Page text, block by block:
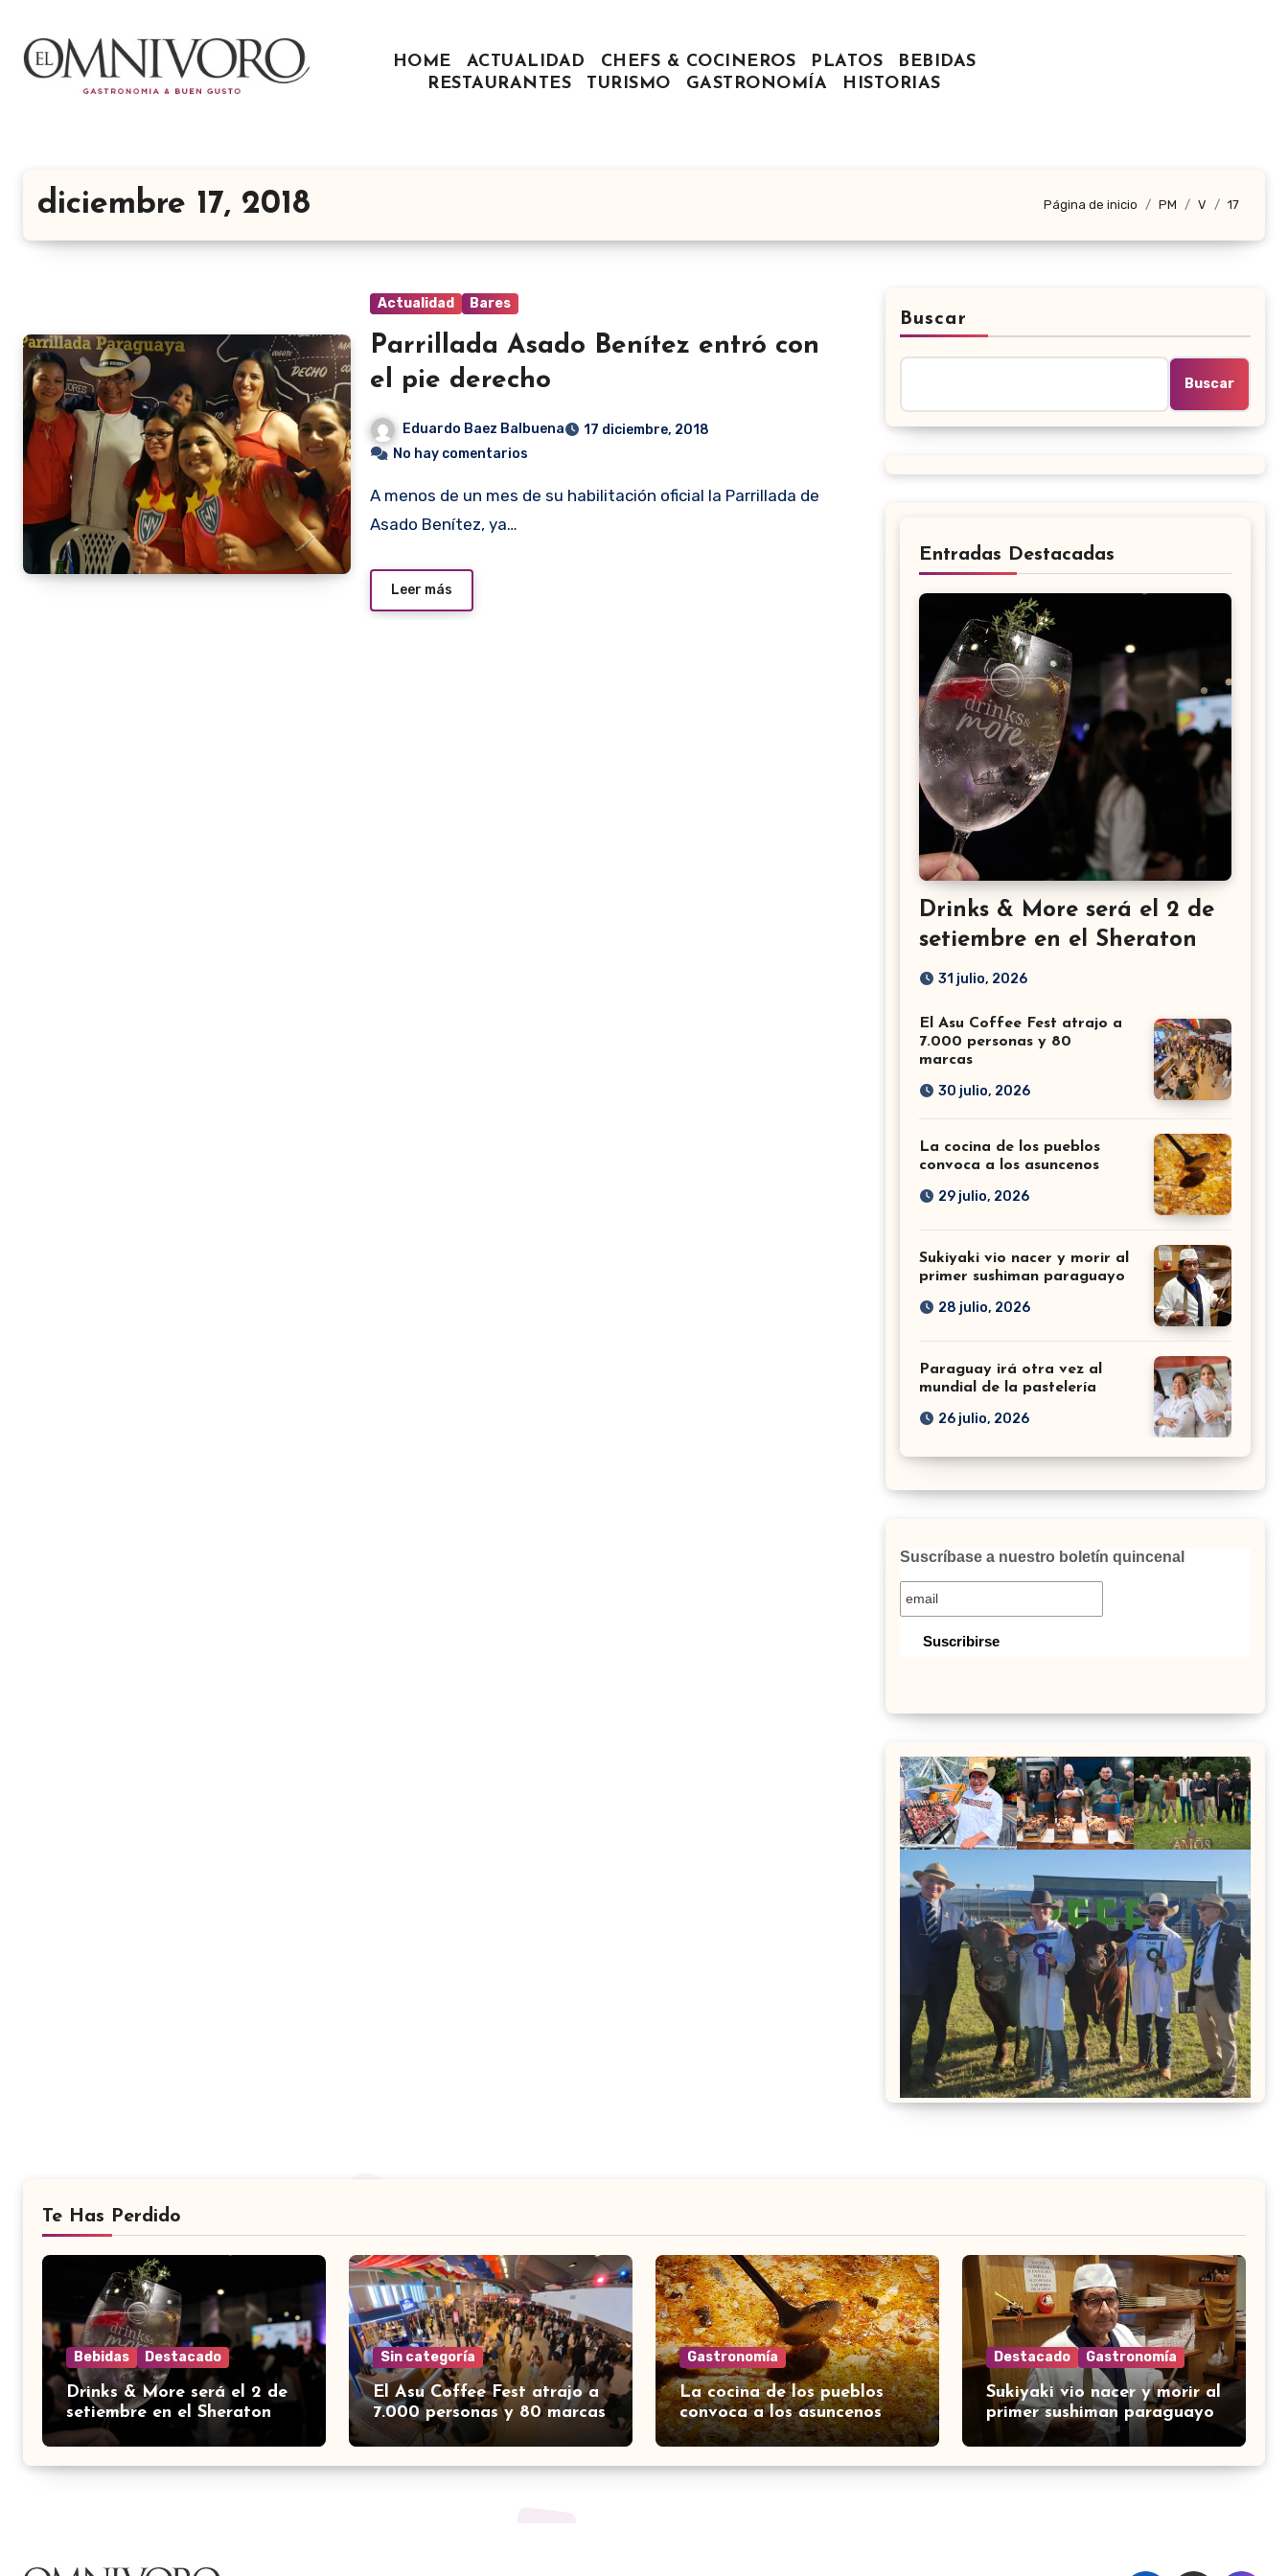
contenido
HOME ACTUALIDAD CHEFS & COCINEROS PLATOS
BEBIDAS
RESTAURANTES
TURISMO GASTRONOMÍA HISTORIAS
diciembre 17, 2018 Página de inicio PM V 17
Actualidad Bares
Parrillada Asado Benítez entró con
el pie derecho
Eduardo Baez Balbuena
17 diciembre, 2018
No hay comentarios
A menos de un mes de su habilitación oficial la Parrillada de
Asado Benítez, ya…
Leer más
Buscar
Buscar
Entradas Destacadas
Drinks & More será el 2 de
setiembre en el Sheraton
31 julio, 2026
El Asu Coffee Fest atrajo a
7.000 personas y 80
marcas
30 julio, 2026
La cocina de los pueblos
convoca a los asuncenos
29 julio, 2026
Sukiyaki vio nacer y morir al
primer sushiman paraguayo
28 julio, 2026
Paraguay irá otra vez al
mundial de la pastelería
26 julio, 2026
Suscríbase a nuestro boletín quincenal
Te Has Perdido
Bebidas Destacado
Drinks & More será el 2 de
setiembre en el Sheraton
Sin categoría
El Asu Coffee Fest atrajo a
7.000 personas y 80 marcas
Gastronomía
La cocina de los pueblos
convoca a los asuncenos
Destacado Gastronomía
Sukiyaki vio nacer y morir al
primer sushiman paraguayo